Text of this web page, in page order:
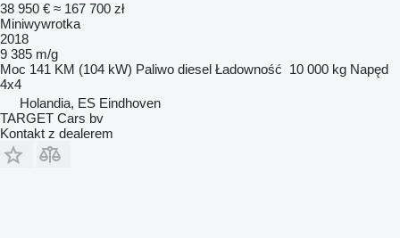
38 950 € ≈ 167 700 zł
Miniwywrotka
2018
9 385 m/g
Moc 141 KM (104 kW) Paliwo diesel Ładowność 10 000 kg Napęd
4x4
Holandia, ES Eindhoven
TARGET Cars bv
Kontakt z dealerem